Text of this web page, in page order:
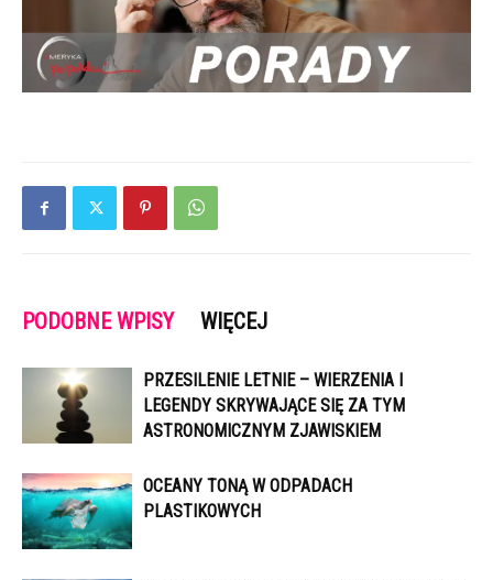
PODOBNE WPISY WIĘCEJ
PRZESILENIE LETNIE – WIERZENIA I
LEGENDY SKRYWAJĄCE SIĘ ZA TYM
ASTRONOMICZNYM ZJAWISKIEM
OCEANY TONĄ W ODPADACH
PLASTIKOWYCH